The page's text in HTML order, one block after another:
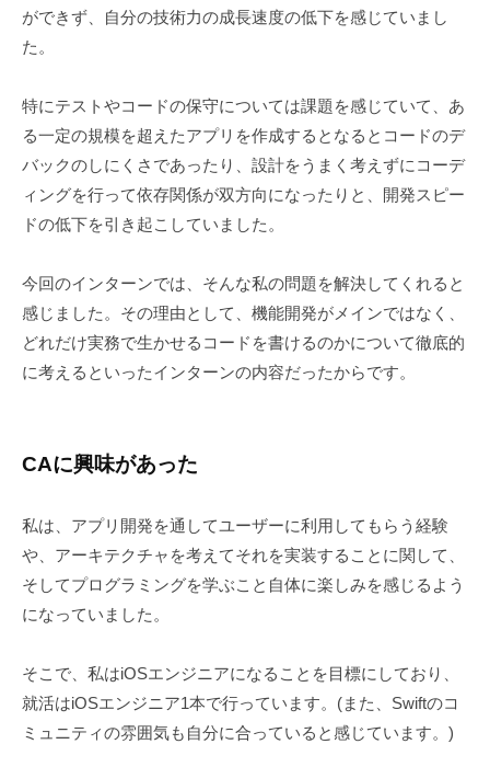
ができず、自分の技術力の成長速度の低下を感じていまし
た。
特にテストやコードの保守については課題を感じていて、あ
る一定の規模を超えたアプリを作成するとなるとコードのデ
バックのしにくさであったり、設計をうまく考えずにコーデ
ィングを行って依存関係が双方向になったりと、開発スピー
ドの低下を引き起こしていました。
今回のインターンでは、そんな私の問題を解決してくれると
感じました。その理由として、機能開発がメインではなく、
どれだけ実務で生かせるコードを書けるのかについて徹底的
に考えるといったインターンの内容だったからです。
CAに興味があった
私は、アプリ開発を通してユーザーに利用してもらう経験
や、アーキテクチャを考えてそれを実装することに関して、
そしてプログラミングを学ぶこと自体に楽しみを感じるよう
になっていました。
そこで、私はiOSエンジニアになることを目標にしており、
就活はiOSエンジニア1本で行っています。(また、Swiftのコ
ミュニティの雰囲気も自分に合っていると感じています。)